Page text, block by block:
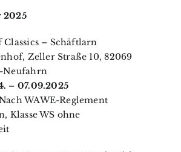
2025
– Schäftlarn
Zeller Straße 10, 82069
Neufahrn
– 07.09.2025
WAWE-Reglement
Klasse WS ohne